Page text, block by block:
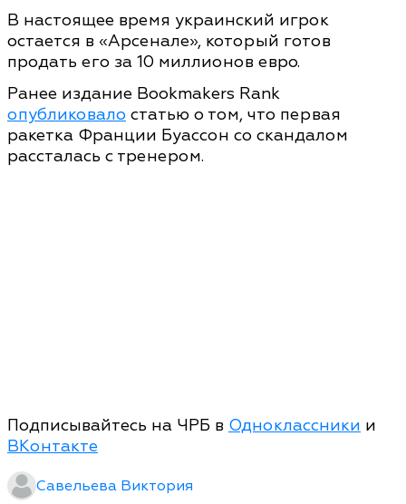
В настоящее время украинский игрок
остается в «Арсенале», который готов
продать его за 10 миллионов евро.
Ранее издание Bookmakers Rank
опубликовало статью о том, что первая
ракетка Франции Буассон со скандалом
рассталась с тренером.
Подписывайтесь на ЧРБ в Одноклассники и
ВКонтакте
Савельева Виктория